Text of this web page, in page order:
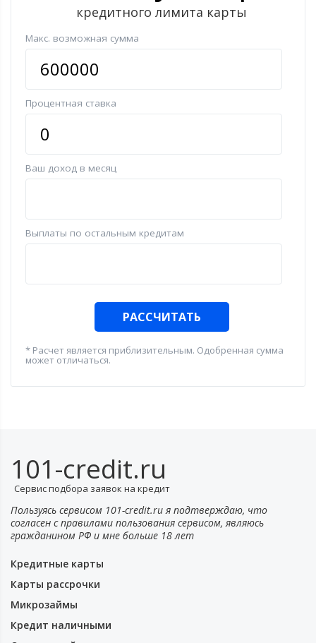
кредитного лимита карты
Макс. возможная сумма
Процентная ставка
Ваш доход в месяц
Выплаты по остальным кредитам
РАССЧИТАТЬ
* Расчет является приблизительным. Одобренная сумма
может отличаться.
101-credit.ru
Сервис подбора заявок на кредит
Пользуясь сервисом 101-credit.ru я подтверждаю, что
согласен с правилами пользования сервисом, являюсь
гражданином РФ и мне больше 18 лет
Кредитные карты
Карты рассрочки
Микрозаймы
Кредит наличными